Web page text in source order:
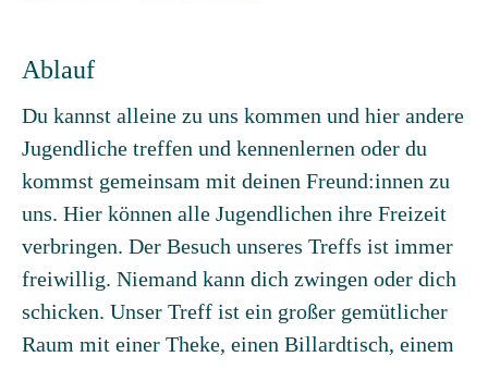
Ablauf
Du kannst alleine zu uns kommen und hier andere
Jugendliche treffen und kennenlernen oder du
kommst gemeinsam mit deinen Freund:innen zu
uns. Hier können alle Jugendlichen ihre Freizeit
verbringen. Der Besuch unseres Treffs ist immer
freiwillig. Niemand kann dich zwingen oder dich
schicken. Unser Treff ist ein großer gemütlicher
Raum mit einer Theke, einen Billardtisch, einem